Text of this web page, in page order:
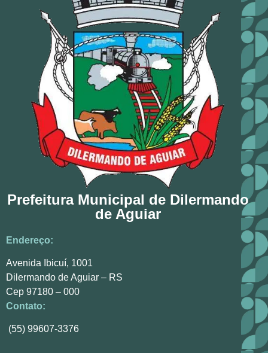
Prefeitura Municipal de Dilermando
de Aguiar
Endereço:
Avenida Ibicuí, 1001
Dilermando de Aguiar – RS
Cep 97180 – 000
Contato:
(55) 99607-3376